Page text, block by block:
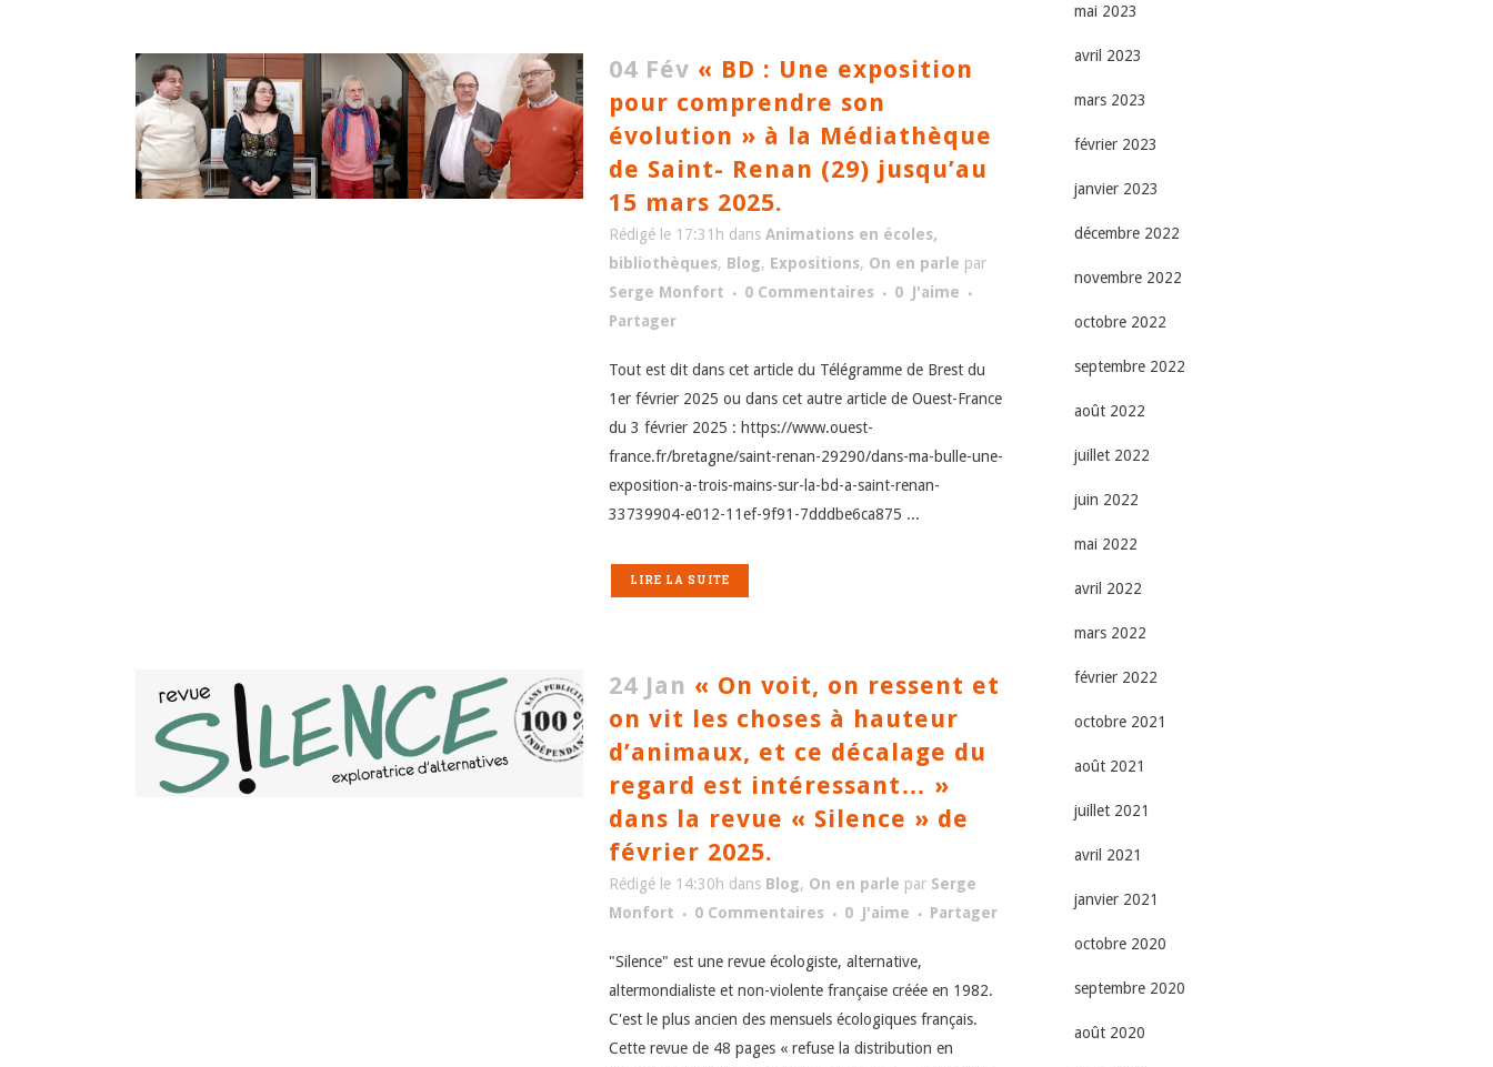
04 Fév « BD : Une exposition
pour comprendre son
évolution » à la Médiathèque
de Saint- Renan (29) jusqu’au
15 mars 2025.
Rédigé le 17:31h dans Animations en écoles,
bibliothèques, Blog, Expositions, On en parle par
Serge Monfort
0 Commentaires 0 J'aime
Partager
Tout est dit dans cet article du Télégramme de Brest du
1er février 2025 ou dans cet autre article de Ouest-France
du 3 février 2025 : https://www.ouest-
france.fr/bretagne/saint-renan-29290/dans-ma-bulle-une-
exposition-a-trois-mains-sur-la-bd-a-saint-renan-
33739904-e012-11ef-9f91-7dddbe6ca875 ...
LIRE LA SUITE
24 Jan « On voit, on ressent et
on vit les choses à hauteur
d’animaux, et ce décalage du
regard est intéressant… »
dans la revue « Silence » de
février 2025.
Rédigé le 14:30h dans Blog, On en parle par Serge
Monfort
0 Commentaires 0 J'aime Partager
"Silence" est une revue écologiste, alternative,
altermondialiste et non-violente française créée en 1982.
C'est le plus ancien des mensuels écologiques français.
Cette revue de 48 pages « refuse la distribution en
mai 2023
avril 2023
mars 2023
février 2023
janvier 2023
décembre 2022
novembre 2022
octobre 2022
septembre 2022
août 2022
juillet 2022
juin 2022
mai 2022
avril 2022
mars 2022
février 2022
octobre 2021
août 2021
juillet 2021
avril 2021
janvier 2021
octobre 2020
septembre 2020
août 2020